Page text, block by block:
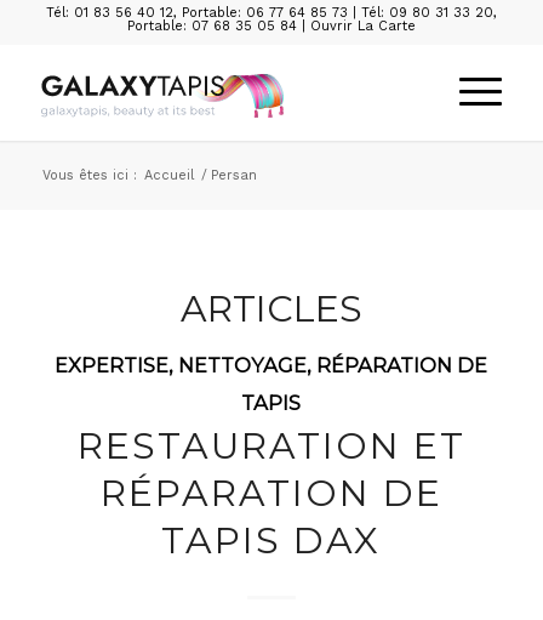
Tél: 01 83 56 40 12, Portable: 06 77 64 85 73 Tél: 09 80 31 33 20,
Portable: 07 68 35 05 84| Ouvrir La Carte
Vous êtes ici : Accueil / Persan
ARTICLES
EXPERTISE, NETTOYAGE, RÉPARATION DE
TAPIS
RESTAURATION ET
RÉPARATION DE
TAPIS DAX